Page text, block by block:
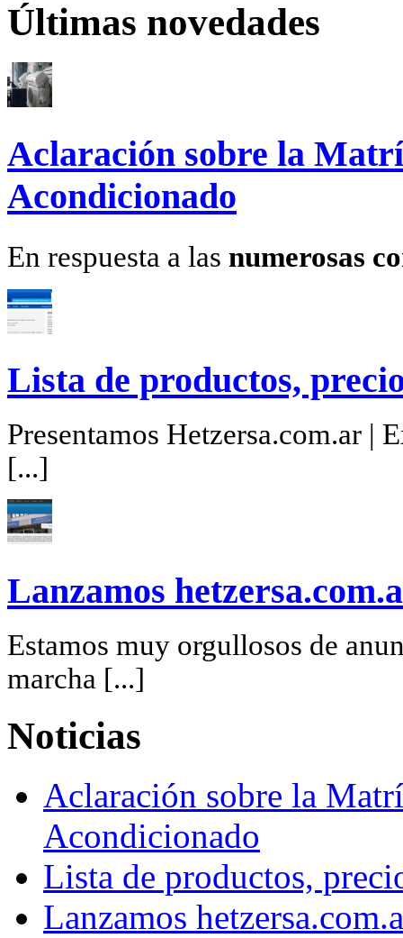
Últimas novedades
Aclaración sobre la
Acondicionado
En respuesta a las numerosas
Lista de productos,
Presentamos Hetzersa.com.ar |
[...]
Lanzamos
Estamos muy orgullosos de
marcha [...]
Noticias
Aclaración sobre la
Acondicionado
Lista de productos,
Lanzamos